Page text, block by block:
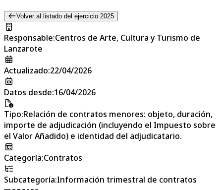
Volver al listado del ejercicio 2025
Responsable:Centros de Arte, Cultura y Turismo de
Lanzarote
Actualizado:22/04/2026
Datos desde:16/04/2026
Tipo:Relación de contratos menores: objeto, duración,
importe de adjudicación (incluyendo el Impuesto sobre
el Valor Añadido) e identidad del adjudicatario.
Categoría:Contratos
Subcategoría:Información trimestral de contratos